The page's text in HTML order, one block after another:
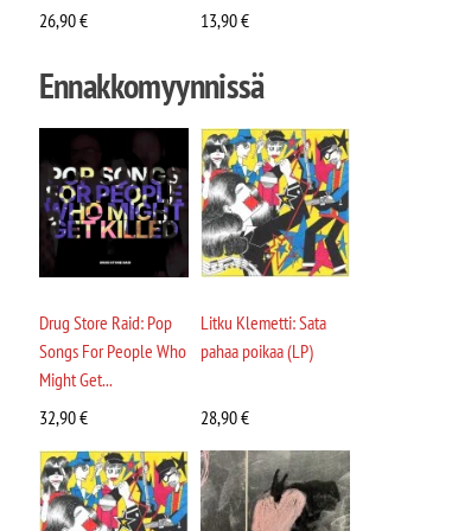
26,90€ 13,90€
Ennakkomyynnissä
Drug Store Raid: Pop
Songs For People Who
Might Get...
32,90€
Litku Klemetti: Sata
pahaa poikaa (LP)
28,90€